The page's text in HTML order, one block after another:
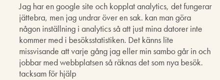
Jag har en google site och kopplat analytics, det fungerar
jättebra, men jag undrar över en sak. kan man göra
någon inställning i analytics så att just mina datorer inte
kommer med i besöksstatistiken. Det känns lite
missvisande att varje gång jag eller min sambo går in och
jobbar med webbplatsen så räknas det som nya besök.
tacksam för hjälp